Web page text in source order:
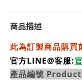
商品描述
此為訂製商品購買
官方LINE@客服:
產品編號